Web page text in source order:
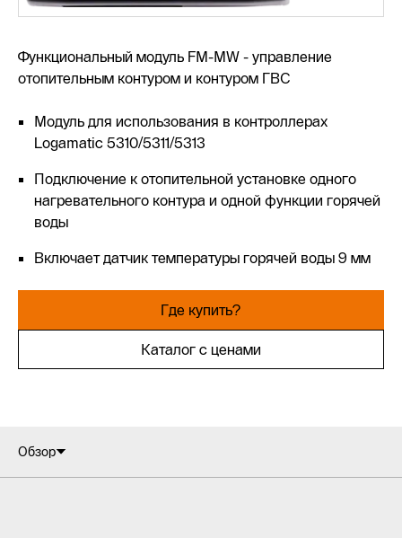
Функциональный модуль FM-MW - управление
отопительным контуром и контуром ГВС
Модуль для использования в контроллерах
Logamatic 5310/5311/5313
Подключение к отопительной установке одного
нагревательного контура и одной функции горячей
воды
Включает датчик температуры горячей воды 9 мм
Где купить?
Каталог с ценами
Обзор